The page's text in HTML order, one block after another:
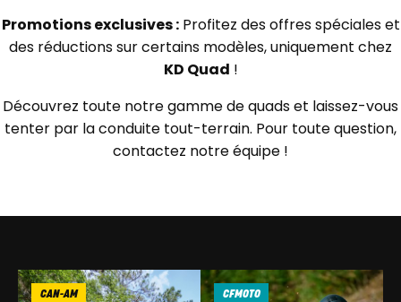
Promotions exclusives :Profitez des offres spéciales et
des réductions sur certains modèles, uniquement chez
KD Quad !
Découvrez toute notre gamme de quads et laissez-vous
tenter par la conduite tout-terrain. Pour toute question,
contactez notre équipe !
CAN-AM CFMOTO